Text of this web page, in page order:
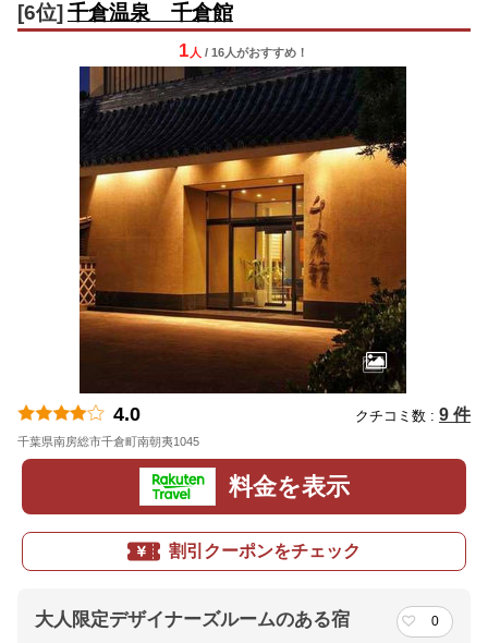
[6位] 千倉温泉 千倉館
1 人 / 16人がおすすめ！
4.0 クチコミ数 : 9 件
千葉県南房総市千倉町南朝夷1045
料金を表示
割引クーポンをチェック
大人限定デザイナーズルームのある宿 0